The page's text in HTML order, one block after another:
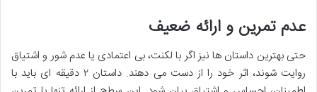
عدم تمرین و ارائه ضعیف
حتی بهترین داستان ها نیز اگر با لکنت، بی اعتمادی یا عدم شور و اشتیاق
روایت شوند، اثر خود را از دست می دهند. داستان ۲ دقیقه ای باید با